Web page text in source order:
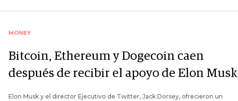
MONEY
Bitcoin, Ethereum y Dogecoin caen
después de recibir el apoyo de Elon Musk
Elon Musk y el director Ejecutivo de Twitter, Jack Dorsey, ofrecieron un